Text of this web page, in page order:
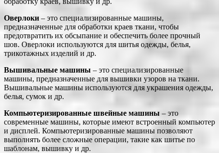
Оверлоки– это специализированные машины,
предназначенные для обработки краев ткани, чтобы
предотвратить их обсыпание и обеспечить более прочный
шов. Оверлоки используются для шитья одежды, белья,
трикотажных изделий и др.
Вышивальные машины – это специализированные
машины, предназначенные для вышивки узоров на ткани.
Вышивальные машины используются для украшения одежды,
белья, сумок и др.
Компьютеризированные швейные машины – это
современные машины, которые имеют встроенный компьютер
и дисплей. Компьютеризированные машины позволяют
выполнять более сложные операции, такие как шитье по
шаблонам, вышивку и др.